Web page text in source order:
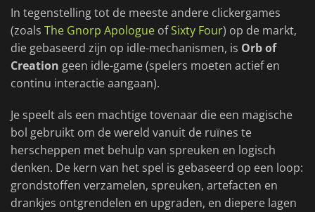
In tegenstelling tot de meeste andere clickergames
(zoals The Gnorp Apologue ofSixty Four) op de markt,
die gebaseerd zijn op idle-mechanismen, is Orb of
Creation geen idle-game (spelers moeten actief en
continu interactie aangaan).
Je speelt als een machtige tovenaar die een magische
bol gebruikt om de wereld vanuit de ruïnes te
herscheppen met behulp van spreuken en logisch
denken. De kern van het spel is gebaseerd op een loop:
grondstoffen verzamelen, spreuken, artefacten en
drankjes ontgrendelen en upgraden, en diepere lagen